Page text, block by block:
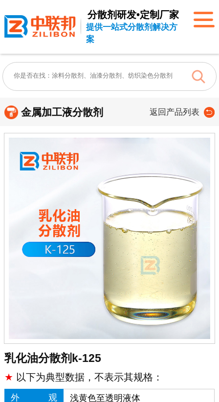
分散剂研发•定制厂家
提供一站式分散剂解决方
案
金属加工液分散剂 返回产品列表
乳化油分散剂k-125
★ 以下为典型数据，不表示其规格：
外观 浅黄色至透明液体